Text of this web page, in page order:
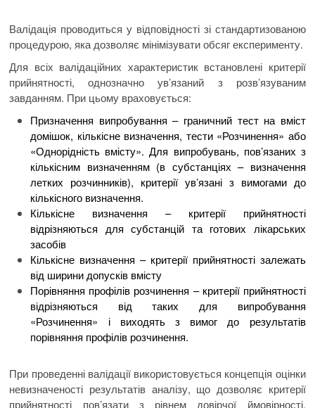
Валідація проводиться у відповідності зі стандартизованою
процедурою, яка дозволяє мінімізувати обсяг експерименту.
Для всіх валідаційних характеристик встановлені критерії
прийнятності, однозначно ув’язаний з розв’язуваним
завданням. При цьому враховується:
Призначення випробування – граничний тест на вміст
домішок, кількісне визначення, тести «Розчинення» або
«Однорідність вмісту». Для випробувань, пов’язаних з
кількісним визначенням (в субстанціях – визначення
летких розчинників), критерії ув’язані з вимогами до
кількісного визначення.
Кількісне визначення – критерії прийнятності
відрізняються для субстанцій та готових лікарських
засобів
Кількісне визначення – критерії прийнятності залежать
від ширини допусків вмісту
Порівняння профілів розчинення – критерії прийнятності
відрізняються від таких для випробування
«Розчинення» і виходять з вимог до результатів
порівняння профілів розчинення.
При проведенні валідації використовується концепція оцінки
невизначеності результатів аналізу, що дозволяє критерії
прийнятності пов’язати з рівнем довірчої ймовірності,